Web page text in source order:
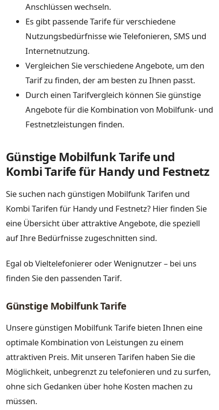
Anschlüssen wechseln.
Es gibt passende Tarife für verschiedene
Nutzungsbedürfnisse wie Telefonieren, SMS und
Internetnutzung.
Vergleichen Sie verschiedene Angebote, um den
Tarif zu finden, der am besten zu Ihnen passt.
Durch einen Tarifvergleich können Sie günstige
Angebote für die Kombination von Mobilfunk- und
Festnetzleistungen finden.
Günstige Mobilfunk Tarife und
Kombi Tarife für Handy und Festnetz
Sie suchen nach günstigen Mobilfunk Tarifen und
Kombi Tarifen für Handy und Festnetz? Hier finden Sie
eine Übersicht über attraktive Angebote, die speziell
auf Ihre Bedürfnisse zugeschnitten sind.
Egal ob Vieltelefonierer oder Wenignutzer – bei uns
finden Sie den passenden Tarif.
Günstige Mobilfunk Tarife
Unsere günstigen Mobilfunk Tarife bieten Ihnen eine
optimale Kombination von Leistungen zu einem
attraktiven Preis. Mit unseren Tarifen haben Sie die
Möglichkeit, unbegrenzt zu telefonieren und zu surfen,
ohne sich Gedanken über hohe Kosten machen zu
müssen.